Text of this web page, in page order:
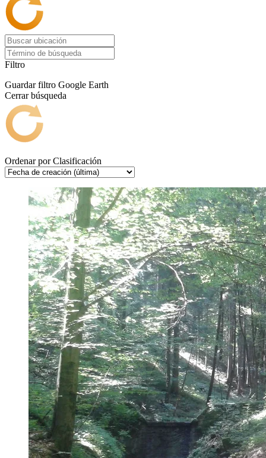
Filtro
Guardar filtro Google Earth
Cerrar búsqueda
Ordenar por Clasificación